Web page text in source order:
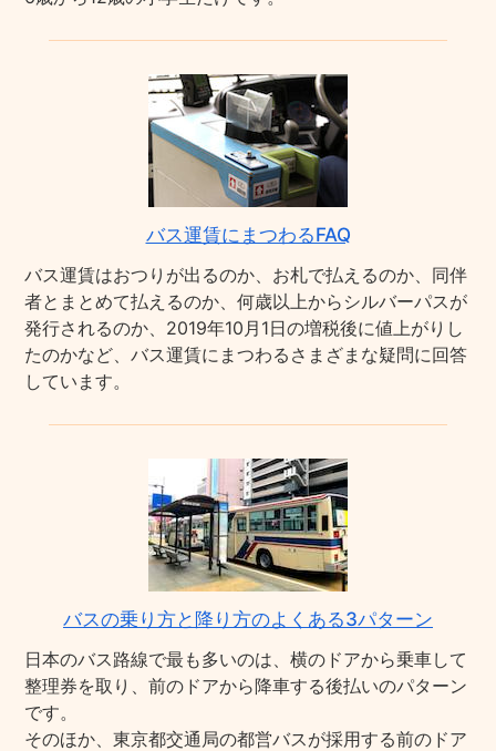
バス運賃にまつわるFAQ
バス運賃はおつりが出るのか、お札で払えるのか、同伴
者とまとめて払えるのか、何歳以上からシルバーパスが
発行されるのか、2019年10月1日の増税後に値上がりし
たのかなど、バス運賃にまつわるさまざまな疑問に回答
しています。
バスの乗り方と降り方のよくある3パターン
日本のバス路線で最も多いのは、横のドアから乗車して
整理券を取り、前のドアから降車する後払いのパターン
です。
そのほか、東京都交通局の都営バスが採用する前のドア